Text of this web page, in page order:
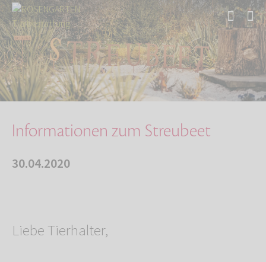
Start Über uns Aktuelles Informationen zum Streubeet
Informationen zum Streubeet
30.04.2020
Liebe Tierhalter,